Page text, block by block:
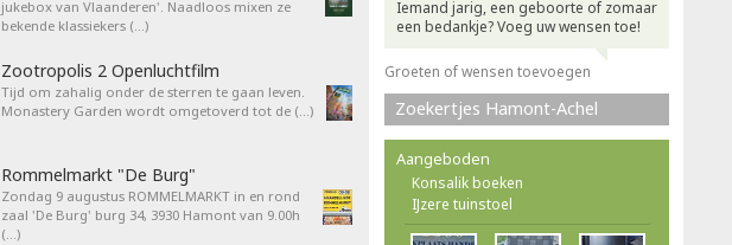
jukebox van Vlaanderen'. Naadloos mixen ze
bekende klassiekers (…)
Zootropolis 2 Openluchtfilm
Tijd om zahalig onder de sterren te gaan leven.
Monastery Garden wordt omgetoverd tot de (…)
Rommelmarkt "De Burg"
Zondag 9 augustus ROMMELMARKT in en rond
zaal 'De Burg' burg 34, 3930 Hamont van 9.00h
(…)
Iemand jarig, een geboorte of zomaar
een bedankje? Voeg uw wensen toe!
Groeten of wensen toevoegen
Zoekertjes Hamont-Achel
Aangeboden
Konsalik boeken
IJzere tuinstoel